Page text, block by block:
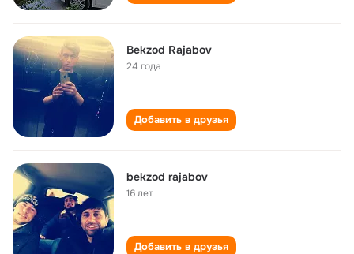
Bekzod Rajabov
24 года
Добавить в друзья
bekzod rajabov
16 лет
Добавить в друзья